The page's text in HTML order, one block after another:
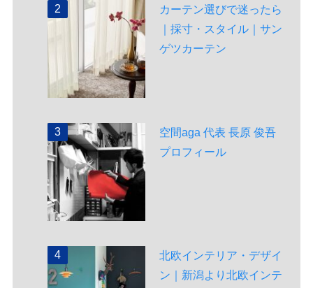
カーテン選びで迷ったら
｜採寸・スタイル｜サン
ゲツカーテン
空間aga 代表 長原 俊吾
プロフィール
北欧インテリア・デザイ
ン｜新潟より北欧インテ